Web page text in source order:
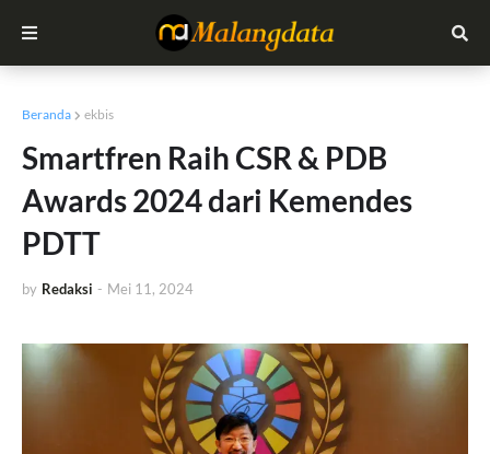
Beranda ekbis
Smartfren Raih CSR & PDB
Awards 2024 dari Kemendes
PDTT
by Redaksi - Mei 11, 2024